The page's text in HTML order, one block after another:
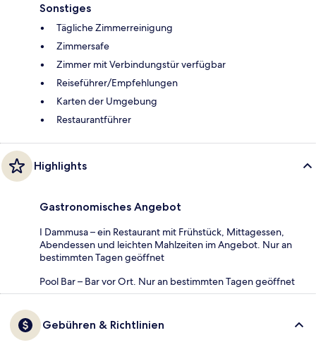
Sonstiges
Tägliche Zimmerreinigung
Zimmersafe
Zimmer mit Verbindungstür verfügbar
Reiseführer/Empfehlungen
Karten der Umgebung
Restaurantführer
Highlights
Gastronomisches Angebot
I Dammusa – ein Restaurant mit Frühstück, Mittagessen,
Abendessen und leichten Mahlzeiten im Angebot. Nur an
bestimmten Tagen geöffnet
Pool Bar – Bar vor Ort. Nur an bestimmten Tagen geöffnet
Gebühren & Richtlinien